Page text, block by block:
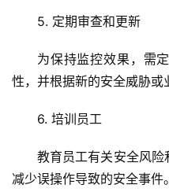
运
安
5. 定期审查和更新
为保持监控效果，需
性，并根据新的安全威胁或
6. 培训员工
教育员工有关安全风
减少误操作导致的安全事件。